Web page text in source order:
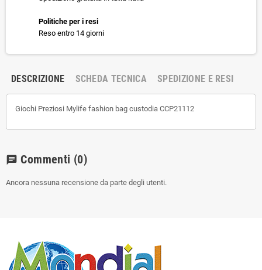
Politiche per i resi
Reso entro 14 giorni
DESCRIZIONE SCHEDA TECNICA SPEDIZIONE E RESI
Giochi Preziosi Mylife fashion bag custodia CCP21112
chat Commenti (0)
Ancora nessuna recensione da parte degli utenti.